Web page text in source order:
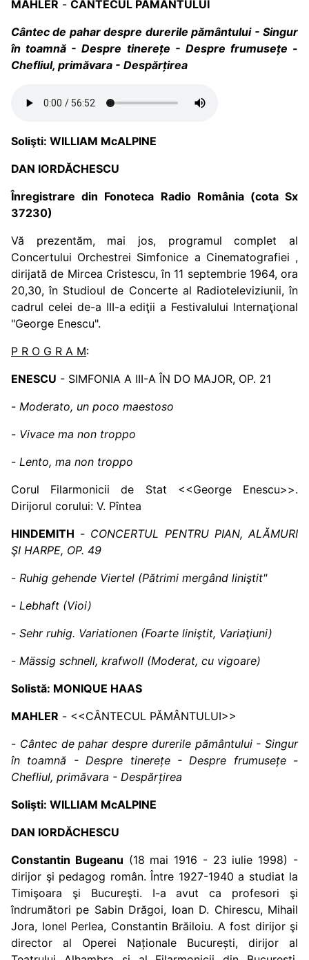
MAHLER - CÂNTECUL PĂMÂNTULUI
Cântec de pahar despre durerile pământului - Singur
în toamnă - Despre tinerețe - Despre frumusețe -
Chefliul, primăvara - Despărțirea
Solişti: WILLIAM McALPINE
DAN IORDĂCHESCU
Înregistrare din Fonoteca Radio România (cota Sx
37230)
Vă prezentăm, mai jos, programul complet al
Concertului Orchestrei Simfonice a Cinematografiei ,
dirijată de Mircea Cristescu, în 11 septembrie 1964, ora
20,30, în Studioul de Concerte al Radioteleviziunii, în
cadrul celei de-a III-a ediţii a Festivalului Internaţional
"George Enescu".
P R O G R A M:
ENESCU - SIMFONIA A III-A ÎN DO MAJOR, OP. 21
- Moderato, un poco maestoso
- Vivace ma non troppo
- Lento, ma non troppo
Corul Filarmonicii de Stat <<George Enescu>>.
Dirijorul corului: V. Pîntea
HINDEMITH - CONCERTUL PENTRU PIAN, ALĂMURI
ŞI HARPE, OP. 49
- Ruhig gehende Viertel (Pătrimi mergând liniştit"
- Lebhaft (Vioi)
- Sehr ruhig. Variationen (Foarte liniştit, Variaţiuni)
- Mässig schnell, krafwoll (Moderat, cu vigoare)
Solistă: MONIQUE HAAS
MAHLER - <<CÂNTECUL PĂMÂNTULUI>>
- Cântec de pahar despre durerile pământului - Singur
în toamnă - Despre tinerețe - Despre frumusețe -
Chefliul, primăvara - Despărțirea
Solişti: WILLIAM McALPINE
DAN IORDĂCHESCU
Constantin Bugeanu (18 mai 1916 - 23 iulie 1998) -
dirijor şi pedagog român. Între 1927-1940 a studiat la
Timişoara şi Bucureşti. I-a avut ca profesori şi
îndrumători pe Sabin Drăgoi, Ioan D. Chirescu, Mihail
Jora, Ionel Perlea, Constantin Brăiloiu. A fost dirijor şi
director al Operei Naționale București, dirijor al